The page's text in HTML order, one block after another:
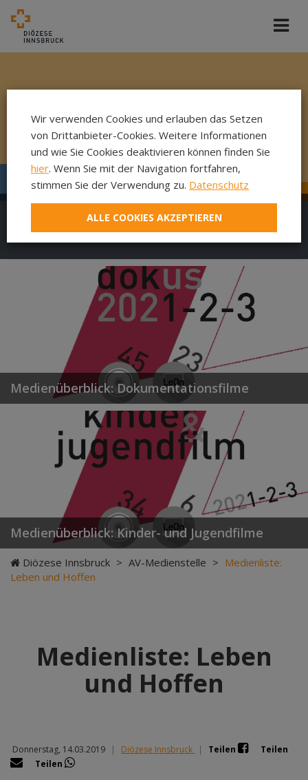
DokuFilm
Medienüberblick: Dokumentationsfilme
Medienüberblick: Kinder- und Jugendfilme
Diözese Innsbruck > AV-Medienstelle > Medienliste:
Leben und Hoffen
Medienliste: Leben
und Hoffen
Donnerstag, 14.03.2019 | Diözese Innsbruck | Teilen
Teilen
Teilen
Wir verwenden Cookies und erlauben das Setzen
von Drittanbieter-Cookies. Weitere Informationen
und wie Sie Cookies deaktivieren können finden Sie
hier. Wenn Sie mit der Navigation fortfahren,
stimmen Sie der Verwendung zu. Datenschutz
ALLE COOKIES AKZEPTIEREN